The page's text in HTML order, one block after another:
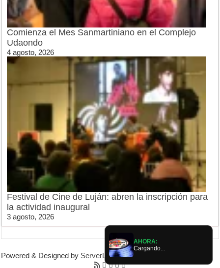
Comienza el Mes Sanmartiniano en el Complejo
Udaondo
4 agosto, 2026
Festival de Cine de Luján: abren la inscripción para
la actividad inaugural
3 agosto, 2026
Powered & Designed by ServerLujan|
AHORA:
Cargando...